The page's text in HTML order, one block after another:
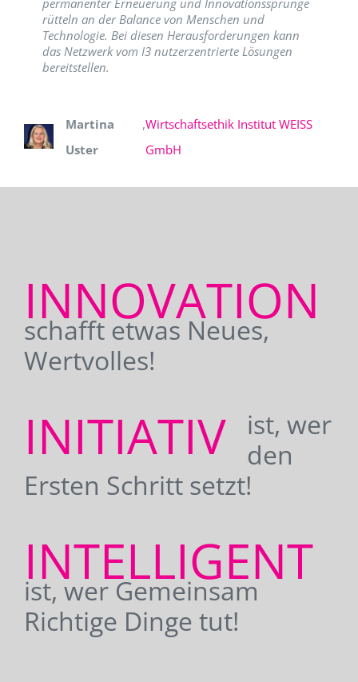
permanenter Erneuerung und Innovationssprünge
rütteln an der Balance von Menschen und
Technologie. Bei diesen Herausforderungen kann
das Netzwerk vom I3 nutzerzentrierte Lösungen
bereitstellen.
Martina
Uster
,Wirtschaftsethik Institut WEISS
GmbH
INNOVATION
schafft etwas Neues,
Wertvolles!
INITIATIV
ist, wer
den
Ersten Schritt setzt!
INTELLIGENT
ist, wer Gemeinsam
Richtige Dinge tut!